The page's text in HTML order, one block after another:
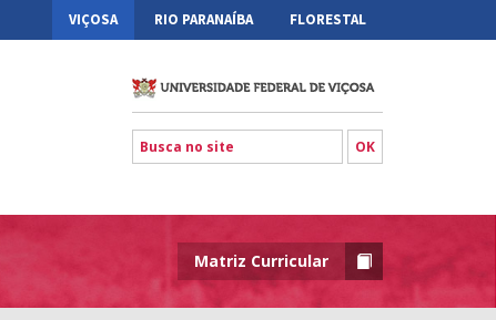
VIÇOSA RIO PARANAÍBA FLORESTAL
Matriz Curricular